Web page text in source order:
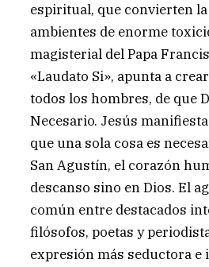
espiritual, que convierten
ambientes de enorme
magisterial del Papa
«Laudato Si», apunta a
todos los hombres, de que
Necesario. Jesús
que una sola cosa es
San Agustín, el corazón
descanso sino en Dios. El
común entre destacados
filósofos, poetas y
expresión más seductora e